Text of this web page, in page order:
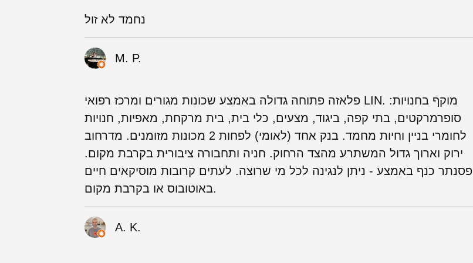
נחמד לא זול
M. P.
פלאזה פתוחה גדולה באמצע שכונות מגורים ומרכז רפואי LIN. מוקף בחנויות:
סופרמרקטים, בתי קפה, ביגוד, מצעים, כלי בית, בית מרקחת, מאפיות, חנויות
לחומרי בניין וחיות מחמד. בנק אחד (לאומי) לפחות 2 מכונות מזומנים. מדרחוב
ירוק וארוך גדול המשתרע מהצד הרחוק. חניה ותחבורה ציבורית בקרבת מקום.
פסנתר כנף באמצע - ניתן לנגינה לכל מי שרוצה. לעתים קרובות מוסיקאים חיים
באוטובוס או בקרבת מקום.
A. K.